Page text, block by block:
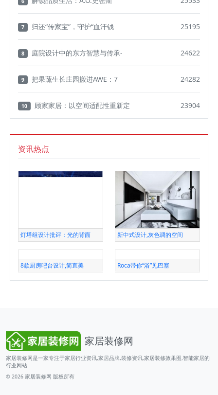
7 归还“传家宝”，守护“血汗钱 25195
8 庭院设计中的东方智慧与传承- 24622
9 把果蔬生长庄园搬进AWE：7 24282
10 顾家家居：以空间适配性重新定 23904
资讯热点
灯塔组设计批评：光的背面 新中式设计,灰色调的空间
8款厨房吧台设计,简直美 Roca带你“浴”见巴塞
家居装修网
家居装修网是一家专注于家居行业资讯,家居品牌,装修资讯,家居装修效果图,智能家居的
行业网站
© 2026 家居装修网 版权所有